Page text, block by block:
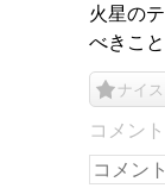
火星の
べきこ
ナイス
コメン